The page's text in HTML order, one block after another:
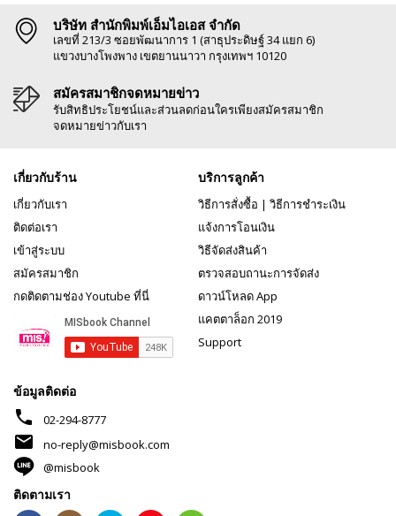
บริษัท สำนักพิมพ์เอ็มไอเอส จำกัด
เลขที่ 213/3 ซอยพัฒนาการ 1 (สาธุประดิษฐ์ 34 แยก 6)
แขวงบางโพงพาง เขตยานนาวา กรุงเทพฯ 10120
สมัครสมาชิกจดหมายข่าว
รับสิทธิประโยชน์และส่วนลดก่อนใครเพียงสมัครสมาชิก
จดหมายข่าวกับเรา
เกี่ยวกับร้าน
เกี่ยวกับเรา
ติดต่อเรา
เข้าสู่ระบบ
สมัครสมาชิก
กดติดตามช่อง Youtube ที่นี่
บริการลูกค้า
วิธีการสั่งซื้อ | วิธีการชำระเงิน
แจ้งการโอนเงิน
วิธีจัดส่งสินค้า
ตรวจสอบถานะการจัดส่ง
ดาวน์โหลด App
แคตตาล็อก 2019
Support
ข้อมูลติดต่อ
phone 02-294-8777
mail
no-reply@misbook.com
@misbook
ติดตามเรา